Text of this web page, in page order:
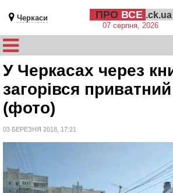
Черкаси ПРО ВСЕ .ck.ua
07 серпня, 2026
У Черкасах через
загорівся
(фото)
03 БЕРЕЗНЯ 2018, 17:21